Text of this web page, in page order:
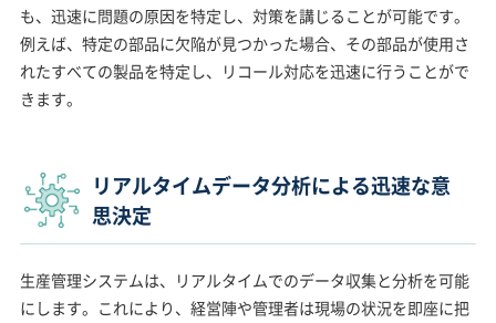
も、迅速に問題の原因を特定し、対策を講じることが可能です。
例えば、特定の部品に欠陥が見つかった場合、その部品が使用さ
れたすべての製品を特定し、リコール対応を迅速に行うことがで
きます。
リアルタイムデータ分析による迅速な意
思決定
生産管理システムは、リアルタイムでのデータ収集と分析を可能
にします。これにより、経営陣や管理者は現場の状況を即座に把